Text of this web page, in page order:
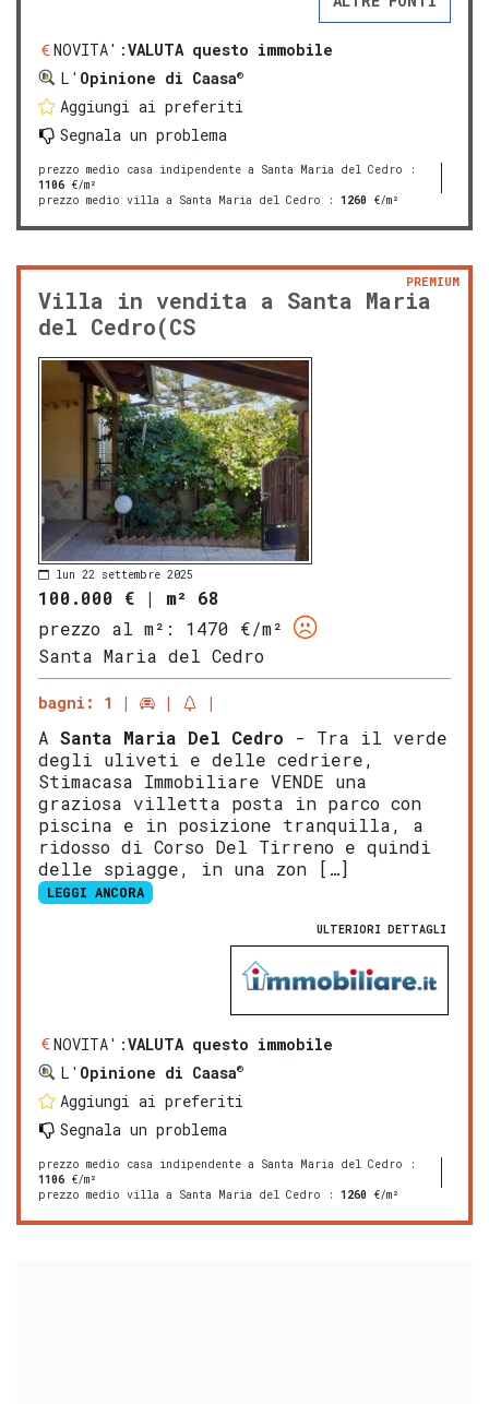
NOVITA':VALUTA questo immobile
L' Opinione di Caasa®
Aggiungi ai preferiti
Segnala un problema
prezzo medio casa indipendente a Santa Maria del Cedro :
1106 €/m²
prezzo medio villa a Santa Maria del Cedro : 1260 €/m²
Villa in vendita a Santa Maria
del Cedro(CS
PREMIUM
lun 22 settembre 2025
100.000 € | m² 68
prezzo al m²:
1470 €/m²
Santa Maria del Cedro
bagni: 1
A Santa Maria Del Cedro - Tra il verde
degli uliveti e delle cedriere,
Stimacasa Immobiliare VENDE una
graziosa villetta posta in parco con
piscina e in posizione tranquilla, a
ridosso di Corso Del Tirreno e quindi
delle spiagge, in una zon […]
LEGGI ANCORA
ULTERIORI DETTAGLI
NOVITA':VALUTA questo immobile
L' Opinione di Caasa®
Aggiungi ai preferiti
Segnala un problema
prezzo medio casa indipendente a Santa Maria del Cedro :
1106 €/m²
prezzo medio villa a Santa Maria del Cedro : 1260 €/m²